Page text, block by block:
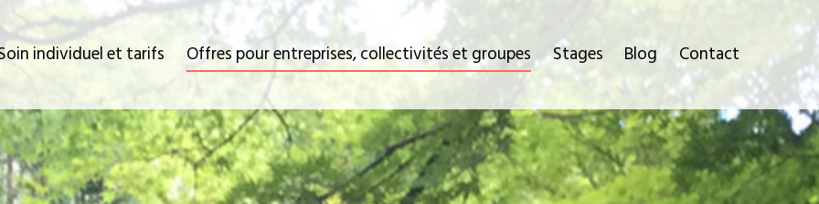
individuel et tarifs Offres pour entreprises, collectivités et groupes Stages Blog Contact